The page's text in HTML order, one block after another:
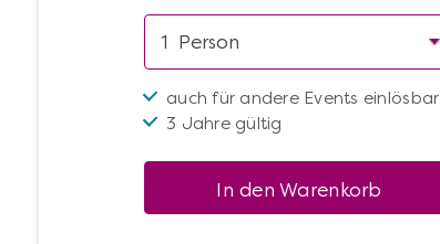
auch für andere Events einlösbar
3 Jahre gültig
In den Warenkorb